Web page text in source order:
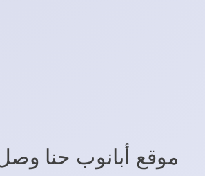
موقع أبانوب حنا